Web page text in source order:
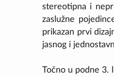
stereotipna i
zaslužne
prikazan prvi
jasnog i
Točno u podne 3.